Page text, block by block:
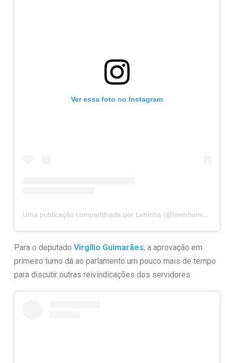
Ver essa foto no Instagram
Uma publicação compartilhada por Leninha (@leninhamoc13)
Para o deputado Virgílio Guimarães, a aprovação em
primeiro turno dá ao parlamento um pouco mais de tempo
para discutir outras reivindicações dos servidores.